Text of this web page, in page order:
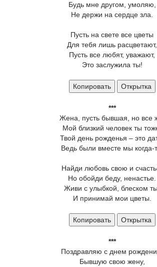
Будь мне другом, умоляю,
Не держи на сердце зла.
Пусть на свете все цветы
Для тебя лишь расцветают,
Пусть все любят, уважают,
Это заслужила ты!
Копировать Открытка
***
Жена, пусть бывшая, но все
Мой близкий человек ты
Твой день рожденья – это
Ведь были вместе мы когда-
Найди любовь свою и
Но обойди беду, ненастье.
Живи с улыбкой, блеском ты,
И принимай мои цветы.
Копировать Открытка
***
Поздравляю с днем
Бывшую свою жену,